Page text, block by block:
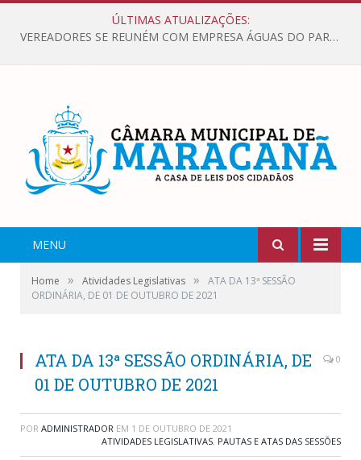
ÚLTIMAS ATUALIZAÇÕES:
VEREADORES SE REUNÉM COM EMPRESA ÁGUAS DO PARÁ, PARA APRESENTAR REIVINDICAÇÕES E MELHORIAS NA QUALIDADE DOS SERVIÇOS OFERECIDOS Á POPULAÇÃO.
MENU
Home » Atividades Legislativas »
ATA DA 13ª SESSÃO
ORDINÁRIA, DE 01 DE OUTUBRO DE 2021
ATA DA 13ª SESSÃO ORDINÁRIA, DE
01 DE OUTUBRO DE 2021
0
POR ADMINISTRADOR EM 1 DE OUTUBRO DE 2021
ATIVIDADES LEGISLATIVAS, PAUTAS E ATAS DAS SESSÕES